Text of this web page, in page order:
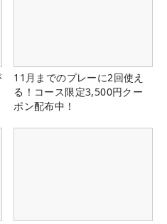
11月までのプレーに2回使え
る！コース限定3,500円クー
ポン配布中！